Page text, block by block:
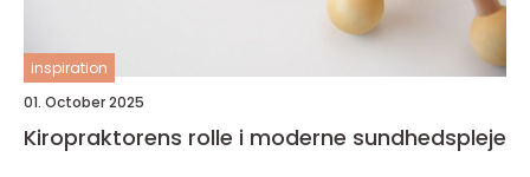
inspiration
01. October 2025
Kiropraktorens rolle i moderne sundhedspleje